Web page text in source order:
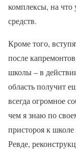
комплексы, на
средств.
Кроме того,
после
школы – в
область получит
всегда огромное
чем я знаю по
пристороя к
Ревде,